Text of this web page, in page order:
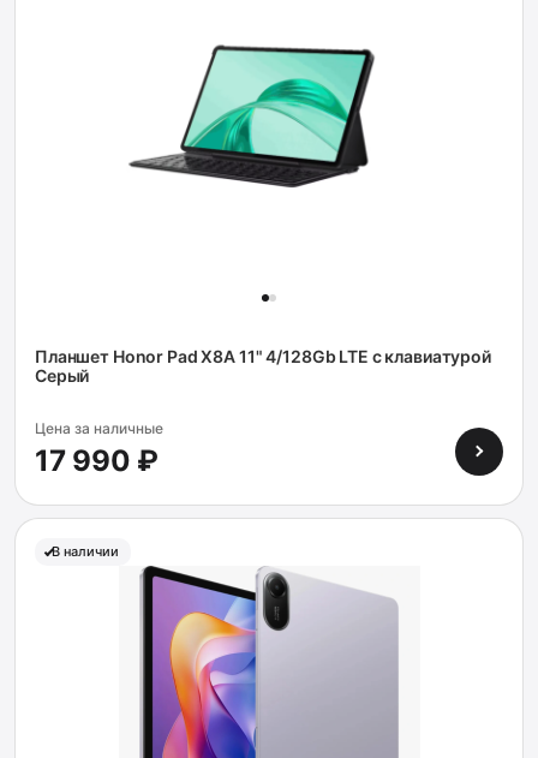
Планшет Honor Pad X8A 11" 4/128Gb LTE с клавиатурой
Серый
Цена за наличные
17 990 ₽
В наличии